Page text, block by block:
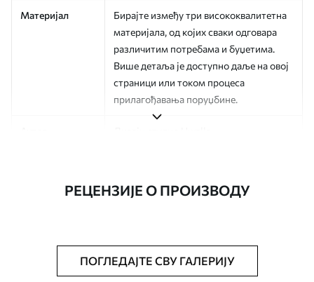
Материјал
Бирајте између три висококвалитетна
материјала, од којих сваки одговара
различитим потребама и буџетима.
Више детаља је доступно даље на овој
страници или током процеса
прилагођавања поруџбине.
Финисхинг Полу-мат.
ширине до 50 цм.
РЕЦЕНЗИЈЕ О ПРОИЗВОДУ
ПОГЛЕДАЈТЕ СВУ ГАЛЕРИЈУ